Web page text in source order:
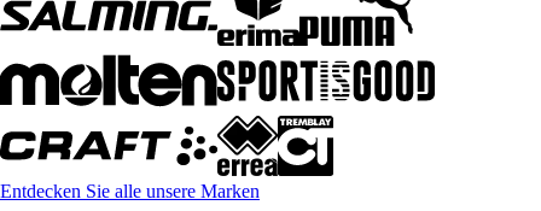
Entdecken Sie alle unsere Marken